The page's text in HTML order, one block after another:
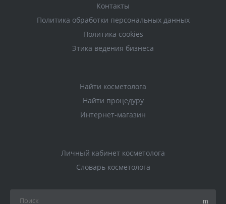
Контакты
Политика обработки персональных данных
Политика cookies
Этика ведения бизнеса
Найти косметолога
Найти процедуру
Интернет-магазин
Личный кабинет косметолога
Словарь косметолога